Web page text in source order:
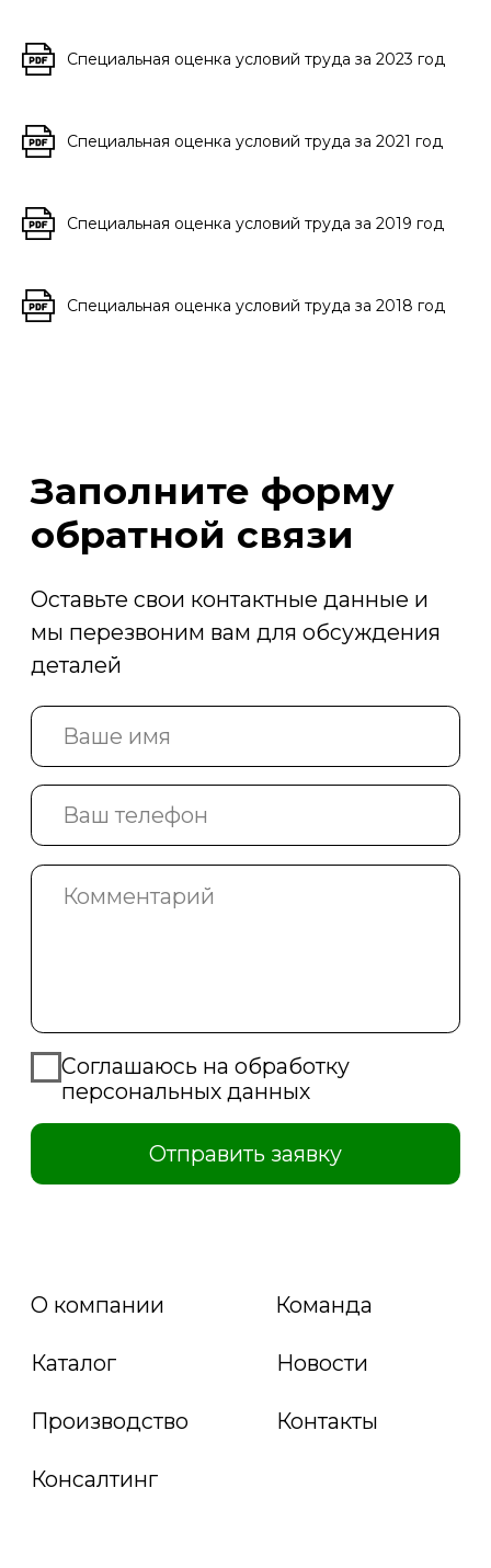
Специальная оценка условий труда за 2023 год
Специальная оценка условий труда за 2021 год
Специальная оценка условий труда за 2019 год
Специальная оценка условий труда за 2018 год